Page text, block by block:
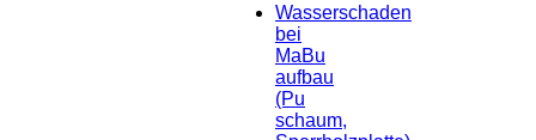
Wasserschaden
bei
MaBu
aufbau
(Pu
schaum,